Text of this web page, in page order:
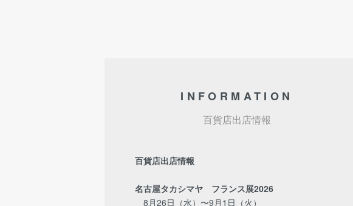
INFORMATION
百貨店出店情報
百貨店出店情報
名古屋タカシマヤ フランス展2026
8月26日（水）〜9月1日（火）